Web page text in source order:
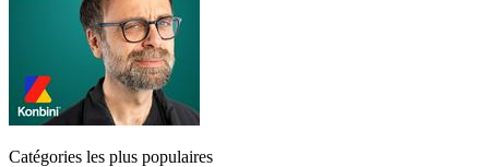
Catégories les plus populaires